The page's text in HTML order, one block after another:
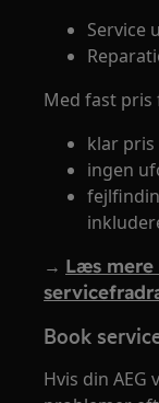
Service
Med fast pris
klar
ingen
→ Læs mere
Book
Hvis din